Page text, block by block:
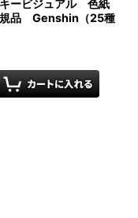
ービジュアル 色紙
規品 Genshin（25種